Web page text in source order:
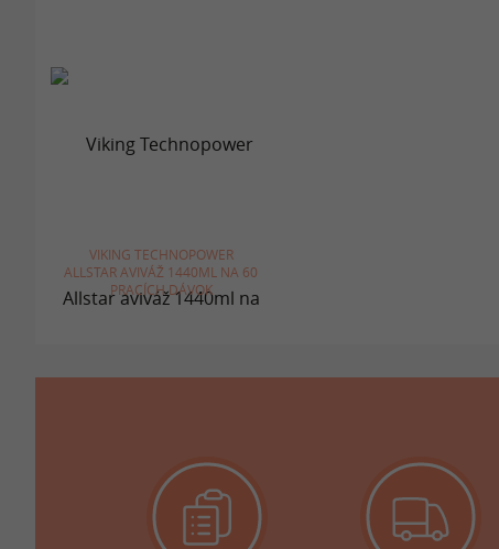
VIKING TECHNOPOWER
ALLSTAR AVIVÁŽ 1440ML NA 60
PRACÍCH DÁVOK